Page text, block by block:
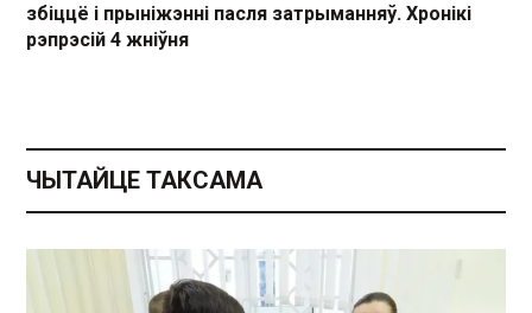
збіццё і прыніжэнні пасля затрыманняў. Хронікі
рэпрэсій 4 жніўня
ЧЫТАЙЦЕ ТАКСАМА